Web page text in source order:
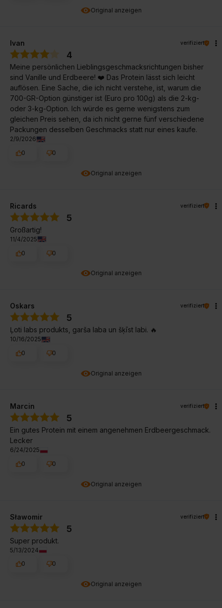
Original anzeigen
Original anzeigen
Ivan verifiziert
4
Meine persönlichen Lieblingsgeschmacksrichtungen bisher
sind Vanille und Erdbeere! ❤️ Das Protein lässt sich leicht
auflösen. Eine Sache, die ich nicht verstehe, ist, warum die
700-GR-Option günstiger ist (Euro pro 100g) als die 2-kg-
oder 3-kg-Option. Ich würde es gerne wenigstens zum
gleichen Preis sehen, da ich nicht gerne fünf verschiedene
Packungen desselben Geschmacks statt nur eines kaufe.
2/9/2026
0
0
Original anzeigen
Ricards verifiziert
5
Großartig!
11/4/2025
0
0
Original anzeigen
Oskars verifiziert
5
Ļoti labs produkts, garša laba un šķīst labi. 🔥
10/16/2025
0
0
Original anzeigen
Marcin verifiziert
5
Ein gutes Protein mit einem angenehmen Erdbeergeschmack.
Lecker
6/24/2025
0
0
Original anzeigen
Sławomir verifiziert
5
Super produkt.
5/13/2024
0
0